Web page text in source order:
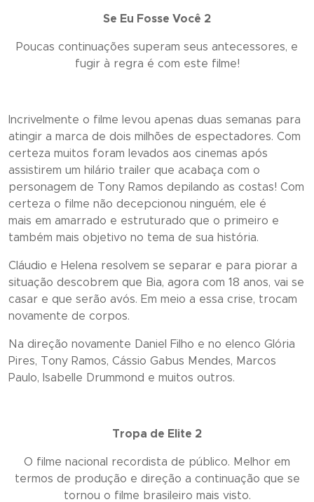
Se Eu Fosse Você 2
Poucas continuações superam seus antecessores, e
fugir à regra é com este filme!
Incrivelmente o filme levou apenas duas semanas para
atingir a marca de dois milhões de espectadores. Com
certeza muitos foram levados aos cinemas após
assistirem um hilário trailer que acabaça com o
personagem de Tony Ramos depilando as costas! Com
certeza o filme não decepcionou ninguém, ele é
mais em amarrado e estruturado que o primeiro e
também mais objetivo no tema de sua história.
Cláudio e Helena resolvem se separar e para piorar a
situação descobrem que Bia, agora com 18 anos, vai se
casar e que serão avós. Em meio a essa crise, trocam
novamente de corpos.
Na direção novamente Daniel Filho e no elenco Glória
Pires, Tony Ramos, Cássio Gabus Mendes, Marcos
Paulo, Isabelle Drummond e muitos outros.
Tropa de Elite 2
O filme nacional recordista de público. Melhor em
termos de produção e direção a continuação que se
tornou o filme brasileiro mais visto.